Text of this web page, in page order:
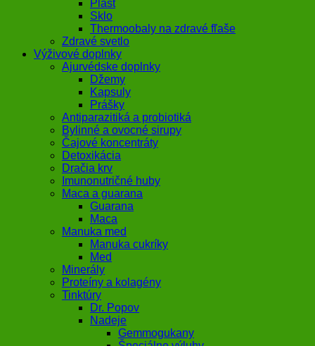
Plast
Sklo
Thermoobaly na zdravé fľaše
Zdravé svetlo
Výživové doplnky
Ajurvédske doplnky
Džemy
Kapsuly
Prášky
Antiparazitiká a probiotiká
Bylinné a ovocné sirupy
Čajové koncentráty
Detoxikácia
Dračia krv
Imunonutričné huby
Maca a guarana
Guarana
Maca
Manuka med
Manuka cukríky
Med
Minerály
Proteíny a kolagény
Tinktúry
Dr. Popov
Nadeje
Gemmogukany